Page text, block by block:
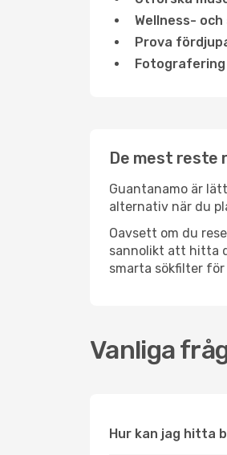
Wellness-
Prova
De mest reste
Guantanamo är
alternativ när du
Oavsett om du
sannolikt att hitta
smarta sökfilter
Vanliga
Hur kan jag hitta